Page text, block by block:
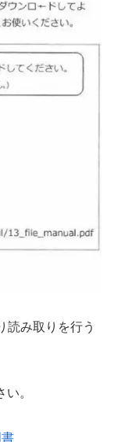
読み取りを行う
。